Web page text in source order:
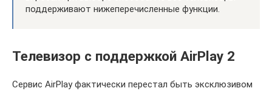
поддерживают нижеперечисленные функции.
Телевизор с поддержкой AirPlay 2
Сервис AirPlay фактически перестал быть эксклюзивом